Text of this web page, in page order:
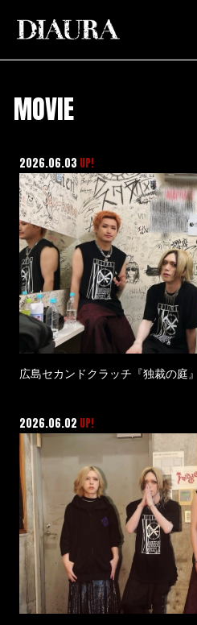
MOVIE
2026.06.03 UP!
広島セカンドクラッチ『独裁の庭
2026.06.02 UP!